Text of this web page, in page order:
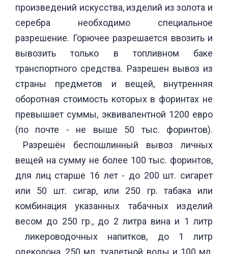
произведений искусства, изделий из золота и
серебра необходимо специальное
разрешение. Горючее разрешается ввозить и
вывозить только в топливном баке
транспортного средства. Разрешен вывоз из
страны предметов и вещей, внутренняя
оборотная стоимость которых в форинтах не
превышает суммы, эквивалентной 1200 евро
(по почте - не выше 50 тыс. форинтов).
Разрешён беспошлинный вывоз личных
вещей на сумму не более 100 тыс. форинтов,
для лиц старше 16 лет - до 200 шт. сигарет
или 50 шт. сигар, или 250 гр. табака или
комбинация указанных табачных изделий
весом до 250 гр., до 2 литра вина и 1 литр
ликероводочных напитков, до 1 литр
одеколона, 250 мл. туалетной воды и 100 мл.